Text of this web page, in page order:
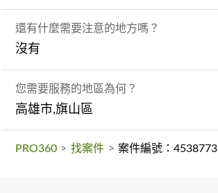
還有什麼需要注意的地方嗎？
沒有
您需要服務的地區為何？
高雄市,旗山區
PRO360 > 找案件 > 案件編號：4538773